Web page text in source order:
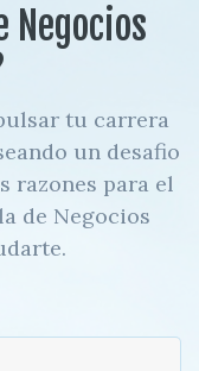
Negocios
tu carrera
un desafio
razones para el
de Negocios